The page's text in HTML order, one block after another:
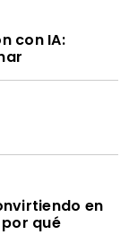
con IA:
en
qué